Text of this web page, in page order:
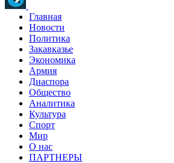
Главная
Новости
Политика
Закавказье
Экономика
Армия
Диаспора
Общество
Аналитика
Культура
Спорт
Мир
О нас
ПАРТНЕРЫ